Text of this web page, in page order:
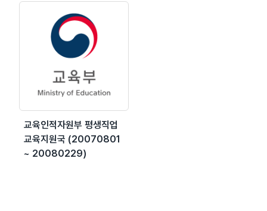
교육인적자원부 평생직업
교육지원국 (20070801
~ 20080229)